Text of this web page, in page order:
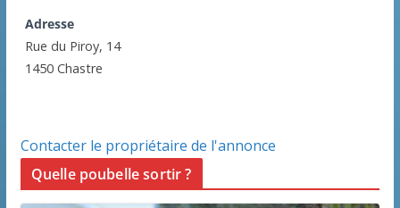
Adresse
Rue du Piroy, 14
1450 Chastre
Contacter le propriétaire de l'annonce
Quelle poubelle sortir ?